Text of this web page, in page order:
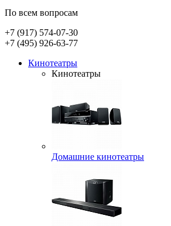
По всем вопросам
+7 (917) 574-07-30
+7 (495) 926-63-77
Кинотеатры
Кинотеатры
Домашние кинотеатры